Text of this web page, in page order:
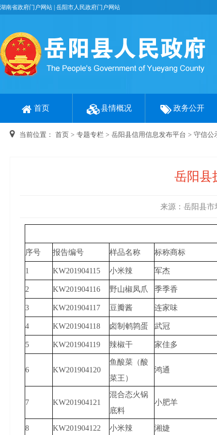
湖南省政府门户网站 岳阳市人民政府门户网站
首页 县情概况 政务公开
当前位置： 首页 > 专题专栏 > 岳阳县信用信息发布平台 > 守信公
岳阳县
来源：岳阳县市
序号 报告编号 样品名称 标称商标
1 KW201904115 小米辣 军杰
2 KW201904116 野山椒凤爪 季季香
3 KW201904117 豆瓣酱 连家味
4 KW201904118 卤制鹌鹑蛋 武冠
5 KW201904119 辣椒干 家佳多
6 KW201904120
鱼酸菜（酸
菜王）
鸿通
7 KW201904121
混合态火锅
底料
小肥羊
8 KW201904122 小米辣 湘婕